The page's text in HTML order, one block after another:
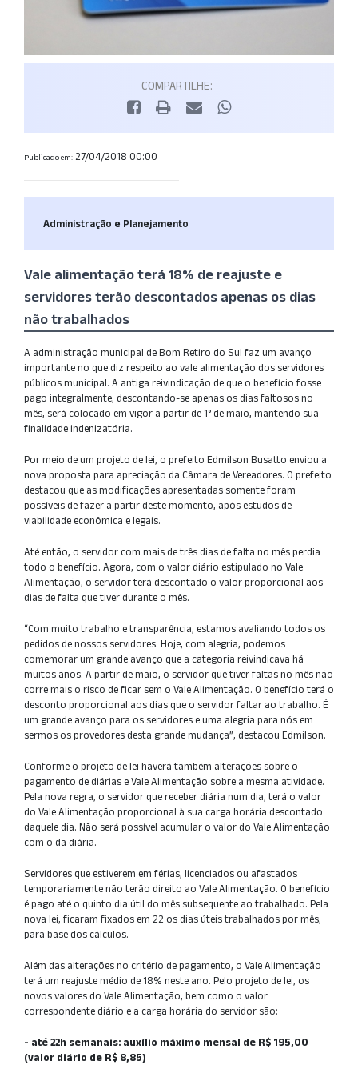
COMPARTILHE:
Publicado em: 27/04/2018 00:00
Administração e Planejamento
Vale alimentação terá 18% de reajuste e
servidores terão descontados apenas os dias
não trabalhados
A administração municipal de Bom Retiro do Sul faz um avanço
importante no que diz respeito ao vale alimentação dos servidores
públicos municipal. A antiga reivindicação de que o benefício fosse
pago integralmente, descontando-se apenas os dias faltosos no
mês, será colocado em vigor a partir de 1° de maio, mantendo sua
finalidade indenizatória.
Por meio de um projeto de lei, o prefeito Edmilson Busatto enviou a
nova proposta para apreciação da Câmara de Vereadores. O prefeito
destacou que as modificações apresentadas somente foram
possíveis de fazer a partir deste momento, após estudos de
viabilidade econômica e legais.
Até então, o servidor com mais de três dias de falta no mês perdia
todo o benefício. Agora, com o valor diário estipulado no Vale
Alimentação, o servidor terá descontado o valor proporcional aos
dias de falta que tiver durante o mês.
“Com muito trabalho e transparência, estamos avaliando todos os
pedidos de nossos servidores. Hoje, com alegria, podemos
comemorar um grande avanço que a categoria reivindicava há
muitos anos. A partir de maio, o servidor que tiver faltas no mês não
corre mais o risco de ficar sem o Vale Alimentação. O benefício terá o
desconto proporcional aos dias que o servidor faltar ao trabalho. É
um grande avanço para os servidores e uma alegria para nós em
sermos os provedores desta grande mudança”, destacou Edmilson.
Conforme o projeto de lei haverá também alterações sobre o
pagamento de diárias e Vale Alimentação sobre a mesma atividade.
Pela nova regra, o servidor que receber diária num dia, terá o valor
do Vale Alimentação proporcional à sua carga horária descontado
daquele dia. Não será possível acumular o valor do Vale Alimentação
com o da diária.
Servidores que estiverem em férias, licenciados ou afastados
temporariamente não terão direito ao Vale Alimentação. O benefício
é pago até o quinto dia útil do mês subsequente ao trabalhado. Pela
nova lei, ficaram fixados em 22 os dias úteis trabalhados por mês,
para base dos cálculos.
Além das alterações no critério de pagamento, o Vale Alimentação
terá um reajuste médio de 18% neste ano. Pelo projeto de lei, os
novos valores do Vale Alimentação, bem como o valor
correspondente diário e a carga horária do servidor são:
- até 22h semanais: auxílio máximo mensal de R$ 195,00
(valor diário de R$ 8,85)